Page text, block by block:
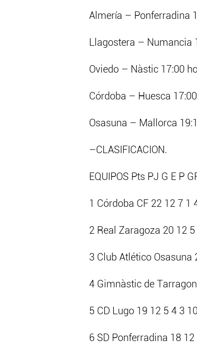
Almería – Ponferradina
Llagostera – Numancia
Oviedo – Nàstic 17:00
Córdoba – Huesca
Osasuna – Mallorca
–CLASIFICACION.
EQUIPOS Pts PJ G E P
1 Córdoba CF 22 12 7 1
2 Real Zaragoza 20 12 5
3 Club Atlético Osasuna
4 Gimnàstic de
5 CD Lugo 19 12 5 4 3
6 SD Ponferradina 18 12